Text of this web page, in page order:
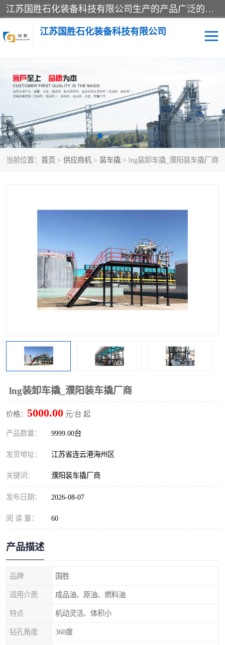
江苏国胜石化装备科技有限公司生产的产品广泛的应用于石油、石化等行业中，产品种类齐全，其中包括装卸鹤管、汽车鹤管、火车鹤管、装车鹤管、卸车鹤管、上装鹤管、下装鹤管、lng鹤管、发油鹤管、液氨鹤管、液化气鹤管等，我们生产的产品质量上乘，价格实惠，服务好，买鹤管就到国胜石化装备！
江苏国胜石化装备科技有限公司
当前位置： 首页 > 供应商机 > 装车撬 > lng装卸车撬_濮阳装车撬厂商
lng装卸车撬_濮阳装车撬厂商
价格： 5000.00 元/台 起
产品数量： 9999.00台
发货地址： 江苏省连云港海州区
关键词： 濮阳装车撬厂商
发布日期： 2026-08-07
阅 读 量： 60
产品描述
品牌 国胜
适用介质 成品油、原油、燃料油
特点 机动灵活、体积小
钻孔角度 360度
输油臂 鹤管活动梯